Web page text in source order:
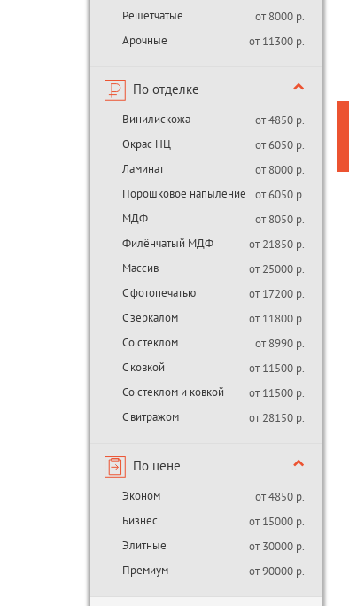
Решетчатые
от 8000 р.
Арочные
от 11300 р.
По отделке
Винилискожа
от 4850 р.
Окрас НЦ
от 6050 р.
Ламинат
от 8000 р.
Порошковое напыление
от 6050 р.
МДФ
от 8050 р.
Филёнчатый МДФ
от 21850 р.
Массив
от 25000 р.
С фотопечатью
от 17200 р.
С зеркалом
от 11800 р.
Со стеклом
от 8990 р.
С ковкой
от 11500 р.
Со стеклом и ковкой
от 11500 р.
С витражом
от 28150 р.
По цене
Эконом
от 4850 р.
Бизнес
от 15000 р.
Элитные
от 30000 р.
Премиум
от 90000 р.